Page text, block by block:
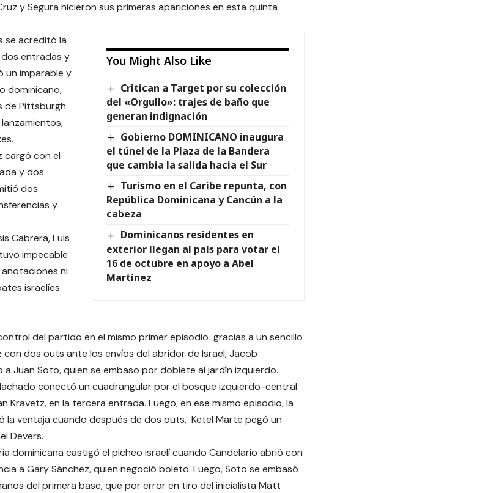
y Segura hicieron sus primeras apariciones en esta quinta
You Might Also Like
Crìtican a Target por su colección
del «Orgullo»: trajes de baño que
generan indignación
Gobierno DOMINICANO inaugura
el túnel de la Plaza de la Bandera
que cambia la salida hacia el Sur
Turismo en el Caribe repunta, con
República Dominicana y Cancún a la
cabeza
Dominicanos residentes en
exterior llegan al país para votar el
16 de octubre en apoyo a Abel
Martínez
se acreditó la
entradas y
un imparable y
dominicano,
de Pittsburgh
cargó con el
y dos
dos
y
Cabrera, Luis
impecable
ni
israelíes
del partido en el mismo primer episodio gracias a un sencillo
con dos outs ante los envíos del abridor de Israel, Jacob
Juan Soto, quien se embaso por doblete al jardín izquierdo.
conectó un cuadrangular por el bosque izquierdo-central
Kravetz, en la tercera entrada. Luego, en ese mismo episodio, la
la ventaja cuando después de dos outs, Ketel Marte pegó un
Devers.
dominicana castigó el picheo israelí cuando Candelario abrió con
a Gary Sánchez, quien negoció boleto. Luego, Soto se embasó
del primera base, que por error en tiro del inicialista Matt